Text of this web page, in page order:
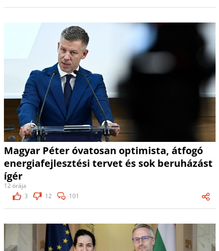
Magyar Péter óvatosan optimista, átfogó
energiafejlesztési tervet és sok beruházást
ígér
12 órája
3
12 101